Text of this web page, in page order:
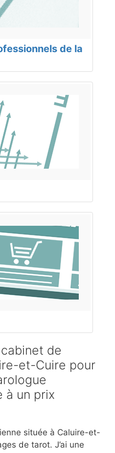
de la
de
et-Cuire pour
à un prix
située à Caluire-et-
de tarot. J’ai une